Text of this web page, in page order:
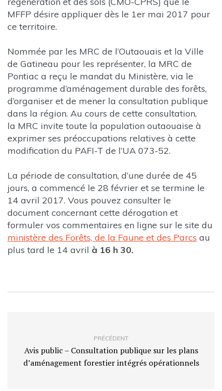
MFFP désire appliquer dès le 1er mai 2017 pour
ce territoire.
Nommée par les MRC de l’Outaouais et la Ville
de Gatineau pour les représenter, la MRC de
Pontiac a reçu le mandat du Ministère, via le
programme d’aménagement durable des forêts,
d’organiser et de mener la consultation publique
dans la région. Au cours de cette consultation,
la MRC invite toute la population outaouaise à
exprimer ses préoccupations relatives à cette
modification du PAFI-T de l’UA 073-52.
La période de consultation, d’une durée de 45
jours, a commencé le 28 février et se termine le
14 avril 2017. Vous pouvez consulter le
document concernant cette dérogation et
formuler vos commentaires en ligne sur le site du
ministère des Forêts, de la Faune et des Parcs au
plus tard le 14 avril à 16 h 30.
PRÉCÉDENT
Avis public – Consultation publique sur les plans
d’aménagement forestier intégrés opérationnels